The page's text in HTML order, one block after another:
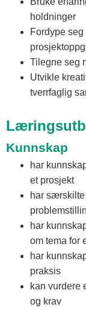
holdninger
Fordype
Tilegne seg
Utvikle
tverrfaglig
Kunnskap
har
et prosjekt
har særskilte
har
om tema for
har
praksis
kan vurdere
og krav